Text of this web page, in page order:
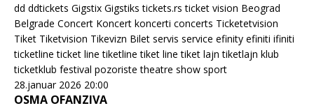
28.januar 2026 20:00
OSMA OFANZIVA